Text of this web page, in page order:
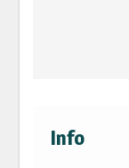
Info